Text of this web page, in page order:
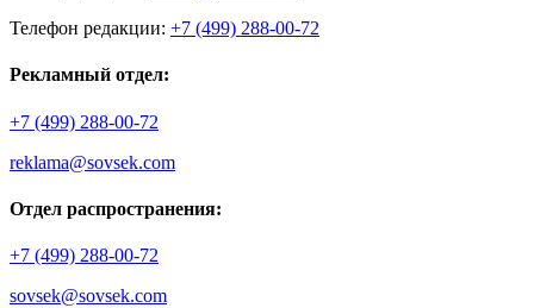
Телефон редакции: +7 (499) 288-00-72
Рекламный отдел:
+7 (499) 288-00-72
reklama@sovsek.com
Отдел распространения:
+7 (499) 288-00-72
sovsek@sovsek.com